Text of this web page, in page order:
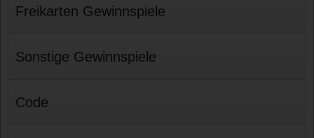
Freikarten Gewinnspiele
Sonstige Gewinnspiele
Code